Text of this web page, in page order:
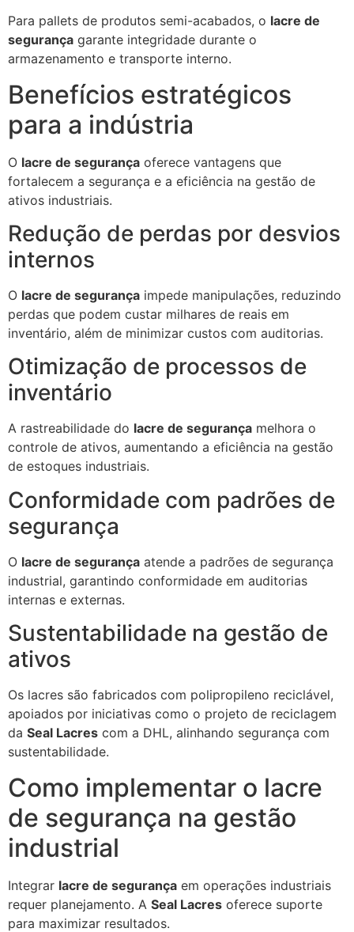
Para pallets de produtos semi-acabados, o lacre de
segurança garante integridade durante o
armazenamento e transporte interno.
Benefícios estratégicos
para a indústria
O lacre de segurança oferece vantagens que
fortalecem a segurança e a eficiência na gestão de
ativos industriais.
Redução de perdas por desvios
internos
O lacre de segurança impede manipulações, reduzindo
perdas que podem custar milhares de reais em
inventário, além de minimizar custos com auditorias.
Otimização de processos de
inventário
A rastreabilidade do lacre de segurança melhora o
controle de ativos, aumentando a eficiência na gestão
de estoques industriais.
Conformidade com padrões de
segurança
O lacre de segurança atende a padrões de segurança
industrial, garantindo conformidade em auditorias
internas e externas.
Sustentabilidade na gestão de
ativos
Os lacres são fabricados com polipropileno reciclável,
apoiados por iniciativas como o projeto de reciclagem
da Seal Lacres com a DHL, alinhando segurança com
sustentabilidade.
Como implementar o lacre
de segurança na gestão
industrial
Integrar lacre de segurança em operações industriais
requer planejamento. A Seal Lacres oferece suporte
para maximizar resultados.